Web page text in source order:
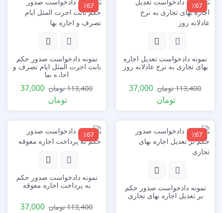
٪67
نمونه دادخواست تعدیل اجاره
بهای تجاری به نرخ عادلانه روز
113,400 تومان 37,000
تومان
٪67
نمونه دادخواست صدور حکم
بابت اجرت المثل ایام تصرف و
اجاره بها
113,400 تومان 37,000
تومان
٪67
نمونه دادخواست صدور حکم
بر تعدیل اجاره بهای تجاری
٪67
نمونه دادخواست صدور حکم
به پرداخت اجاره معوقه
113,400 تومان 37,000